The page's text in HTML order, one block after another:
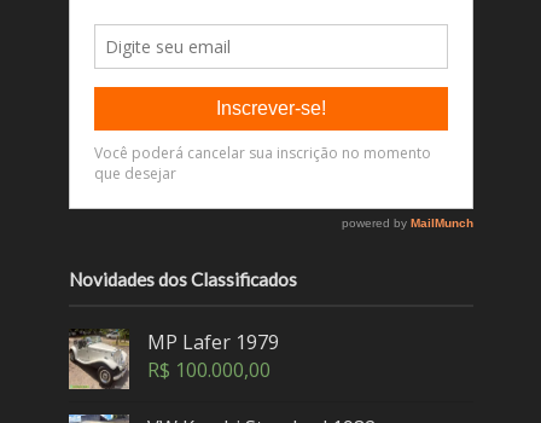
Novidades dos Classificados
MP Lafer 1979
R$ 100.000,00